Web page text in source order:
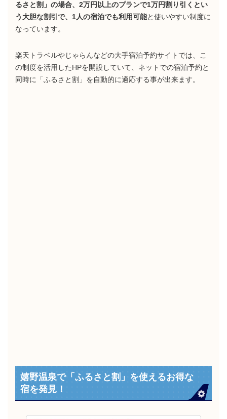
るさと割」の場合、2万円以上のプランで1万円割り引くとい
う大胆な割引で、1人の宿泊でも利用可能と使いやすい制度に
なっています。
楽天トラベルやじゃらんなどの大手宿泊予約サイトでは、こ
の制度を活用したHPを開設していて、ネットでの宿泊予約と
同時に「ふるさと割」を自動的に適応する事が出来ます。
嬉野温泉で「ふるさと割」を使えるお得な
宿を発見！